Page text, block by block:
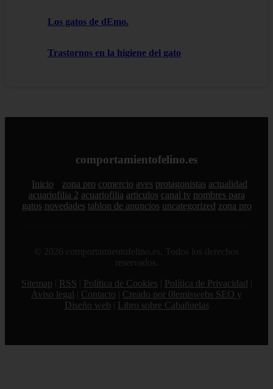
Los gatos de dEmo.
Trastornos en la higiene del gato
comportamientofelino.es
Inicio zona pro comercio aves protagonistas actualidad
acuariofilia 2 acuariofilia articulos canal tv nombres para
gatos novedades tablon de anuncios uncategorized zona pro
© 2026 comportamientofelino.es. Todos los derechos
reservados.
Sitemap
RSS Política de Cookies Política de Privacidad
Aviso legal
Contacto
Creado por 0lemiswebs SEO y
Diseño web
Libro sobre Cabañuelas